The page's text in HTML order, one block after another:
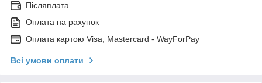
Післяплата
Оплата на рахунок
Оплата картою Visa, Mastercard - WayForPay
Всі умови оплати